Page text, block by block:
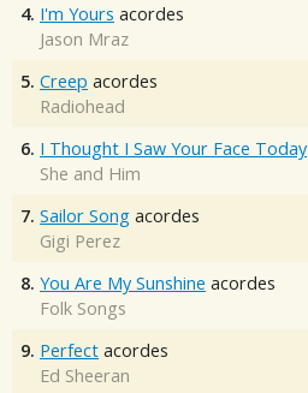
4. I'm Yours acordes
Jason Mraz
5. Creep acordes
Radiohead
6. I Thought I Saw Your Face Today
She and Him
7. Sailor Song acordes
Gigi Perez
8. You Are My Sunshine acordes
Folk Songs
9. Perfect acordes
Ed Sheeran